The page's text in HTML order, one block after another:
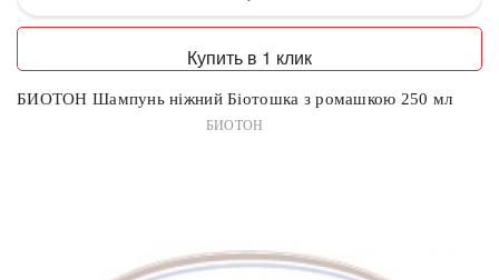
Купить в 1 клик
БИОТОН Шампунь ніжний Біотошка з ромашкою 250 мл
БИОТОН